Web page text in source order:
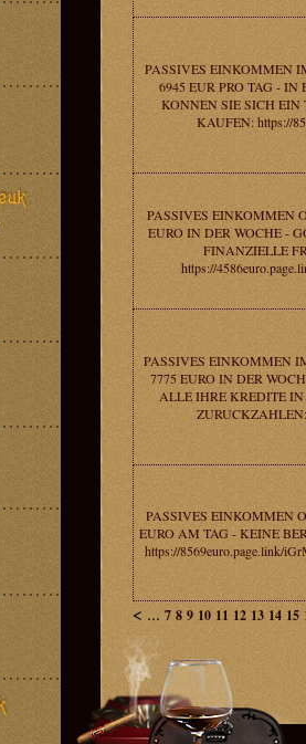
PASSIVES EINKOMMEN
6945 EUR PRO TAG -
KONNEN SIE SICH EIN
KAUFEN: https://
PASSIVES EINKOMMEN
EURO IN DER WOCHE -
FINANZIELLE
https://
PASSIVES EINKOMMEN
7775 EURO IN DER
ALLE IHRE KREDITE IN
PASSIVES EINKOMMEN
EURO AM TAG - KEINE
https://8569euro.page.link/
< ... 7 8 9 10 11 12 13 14 15